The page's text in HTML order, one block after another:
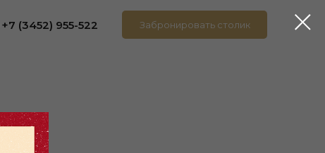
Забронировать столик
+7 (3452) 955-522